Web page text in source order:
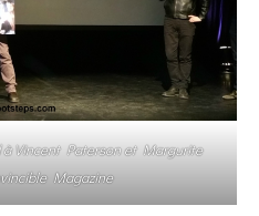
à Vincent Paterson et Margurite
Magazine